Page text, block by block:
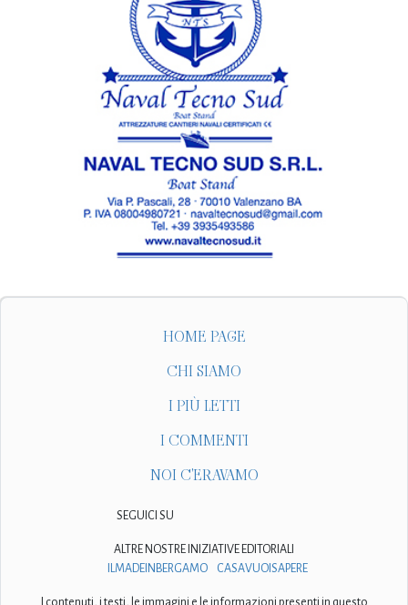
HOME PAGE
CHI SIAMO
I PIÙ LETTI
I COMMENTI
NOI C'ERAVAMO
SEGUICI SU
ALTRE NOSTRE INIZIATIVE EDITORIALI
ILMADEINBERGAMO
CASAVUOISAPERE
I contenuti, i testi, le immagini e le informazioni presenti in questo